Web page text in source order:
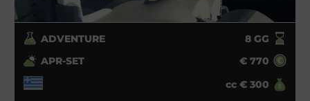
ADVENTURE 8GG
APR-SET
€ 770
cc € 300